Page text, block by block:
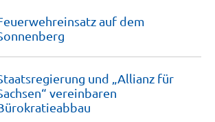
auf dem
und „Allianz für
vereinbaren